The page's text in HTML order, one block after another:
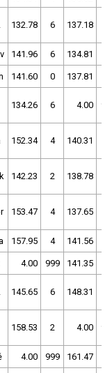
132.78 6 137.18
141.96 6 134.81
141.60 0 137.81
134.26 6 4.00
152.34 4 140.31
142.23 2 138.78
153.47 4 137.65
157.95 4 141.56
4.00 999 141.35
145.65 6 148.31
158.53 2 4.00
4.00 999 161.47